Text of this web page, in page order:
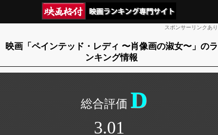
スポンサーリンクあり
映画「ペインテッド・レディ 〜肖像画の淑女〜」のラ
ンキング情報
D
3.01